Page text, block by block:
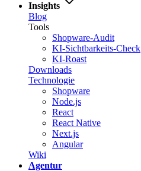
Insights
Blog
Tools
Shopware-Audit
KI-Sichtbarkeits-Check
KI-Roast
Downloads
Technologie
Shopware
Node.js
React
React Native
Next.js
Angular
Wiki
Agentur